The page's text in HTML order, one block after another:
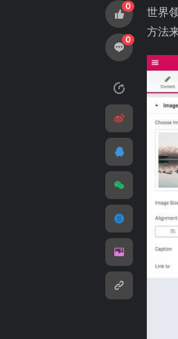
0
0
世界
方法